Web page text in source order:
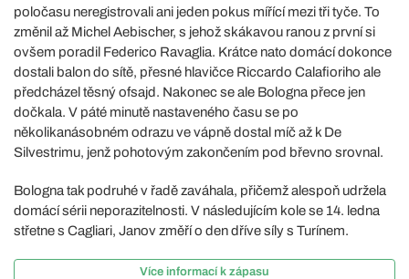
poločasu neregistrovali ani jeden pokus mířící mezi tři tyče. To
změnil až Michel Aebischer, s jehož skákavou ranou z první si
ovšem poradil Federico Ravaglia. Krátce nato domácí dokonce
dostali balon do sítě, přesné hlavičce Riccardo Calafioriho ale
předcházel těsný ofsajd. Nakonec se ale Bologna přece jen
dočkala. V páté minutě nastaveného času se po
několikanásobném odrazu ve vápně dostal míč až k De
Silvestrimu, jenž pohotovým zakončením pod břevno srovnal.
Bologna tak podruhé v řadě zaváhala, přičemž alespoň udržela
domácí sérii neporazitelnosti. V následujícím kole se 14. ledna
střetne s Cagliari, Janov změří o den dříve síly s Turínem.
Více informací k zápasu